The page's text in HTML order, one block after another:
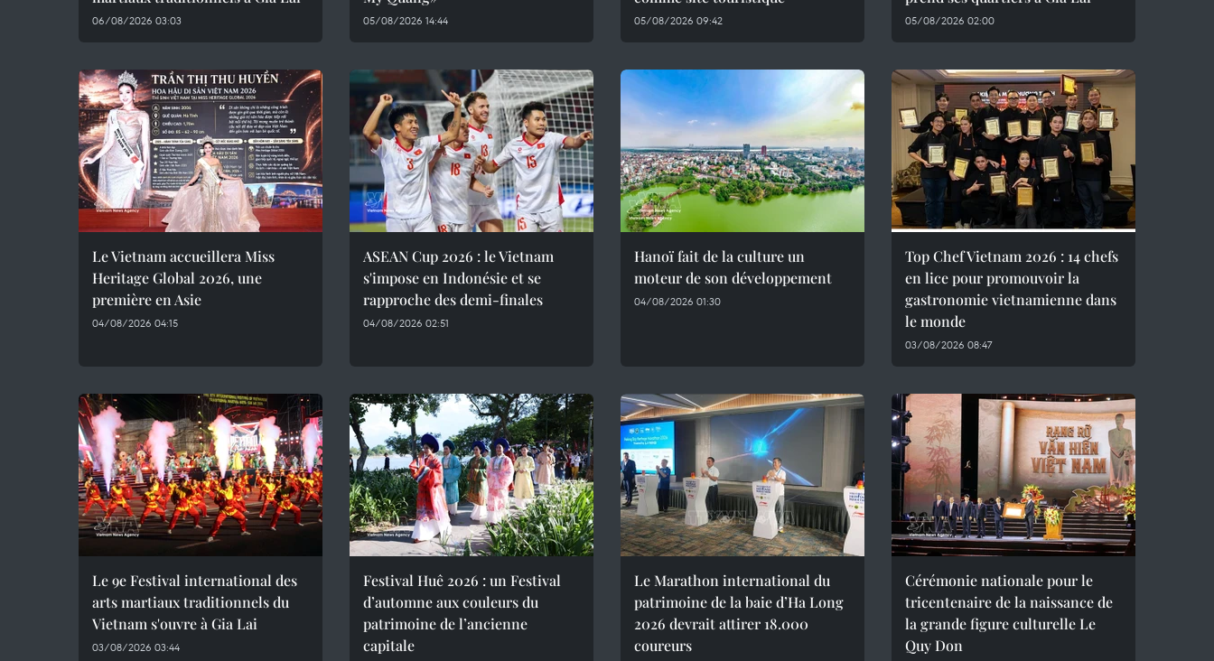
06/08/2026 03:03 05/08/2026 14:44 05/08/2026 09:42 05/08/2026 02:00
Le Vietnam accueillera Miss
Heritage Global 2026, une
première en Asie
04/08/2026 04:15
ASEAN Cup 2026 : le Vietnam
s'impose en Indonésie et se
rapproche des demi-finales
04/08/2026 02:51
Hanoï fait de la culture un
moteur de son développement
04/08/2026 01:30
Top Chef Vietnam 2026 : 14 chefs
en lice pour promouvoir la
gastronomie vietnamienne dans
le monde
03/08/2026 08:47
Le 9e Festival international des
arts martiaux traditionnels du
Vietnam s'ouvre à Gia Lai
03/08/2026 03:44
Festival Huê 2026 : un Festival
d’automne aux couleurs du
patrimoine de l’ancienne
capitale
Le Marathon international du
patrimoine de la baie d’Ha Long
2026 devrait attirer 18.000
coureurs
Cérémonie nationale pour le
tricentenaire de la naissance de
la grande figure culturelle Le
Quy Don